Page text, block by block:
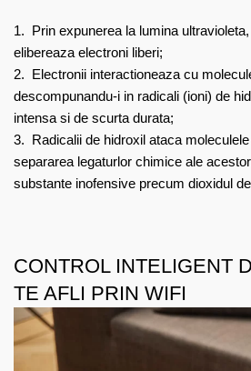
1. Prin expunerea la lumina
elibereaza electroni liberi;
2. Electronii interactioneaza cu
descompunandu-i in radicali (ioni) de
intensa si de scurta durata;
3. Radicalii de hidroxil ataca
separarea legaturlor chimice ale
substante inofensive precum dioxidul
CONTROL INTELIGENT
TE AFLI PRIN WIFI